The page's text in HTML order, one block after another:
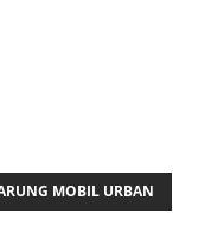
MOBIL URBAN